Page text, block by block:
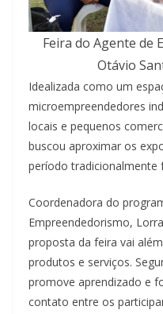
Feira do Agente de
Otávio
Idealizada como um
microempreendedores
locais e pequenos
buscou aproximar os
período tradicionalmente
Coordenadora do
Empreendedorismo,
proposta da feira vai
produtos e serviços.
promove aprendizado e
contato entre os